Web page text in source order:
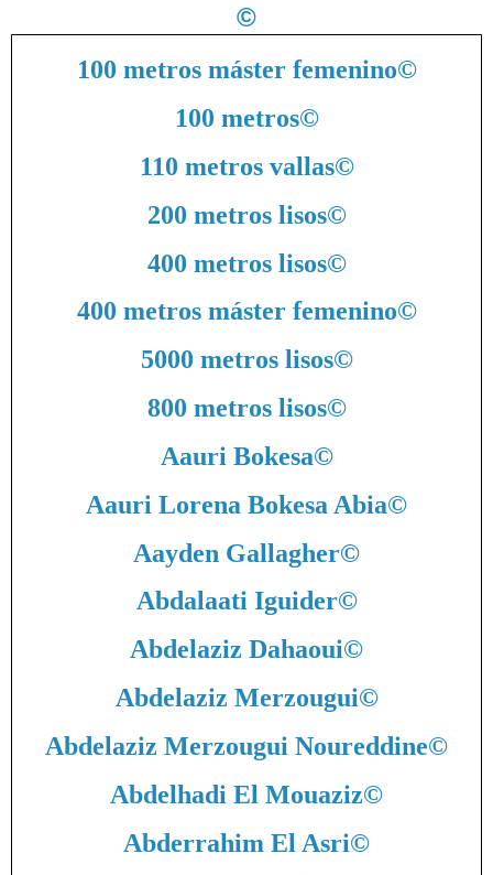
©
100 metros máster femenino©
100 metros©
110 metros vallas©
200 metros lisos©
400 metros lisos©
400 metros máster femenino©
5000 metros lisos©
800 metros lisos©
Aauri Bokesa©
Aauri Lorena Bokesa Abia©
Aayden Gallagher©
Abdalaati Iguider©
Abdelaziz Dahaoui©
Abdelaziz Merzougui©
Abdelaziz Merzougui Noureddine©
Abdelhadi El Mouaziz©
Abderrahim El Asri©